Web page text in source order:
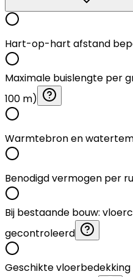
Hart-op-hart afstand
Maximale buislengte per
100 m)
Warmtebron en
Benodigd vermogen per
Bij bestaande bouw:
gecontroleerd
Geschikte